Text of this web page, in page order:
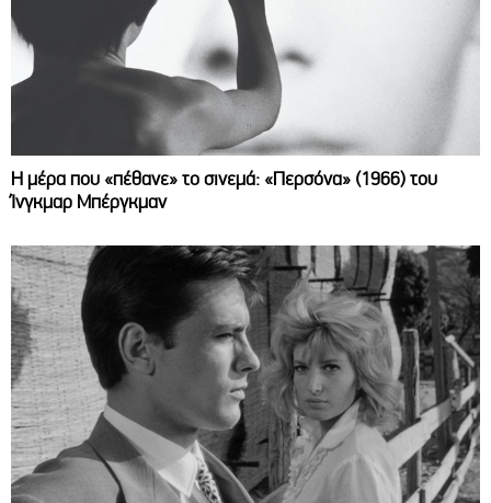
Η μέρα που «πέθανε» το σινεμά: «Περσόνα» (1966) του
Ίνγκμαρ Μπέργκμαν